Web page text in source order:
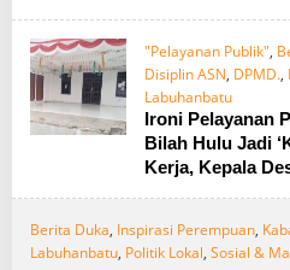
"Pelayanan Publik",
Disiplin ASN, DPMD.,
Labuhanbatu
Ironi Pelayanan
Bilah Hulu Jadi
Kerja, Kepala
Berita Duka, Inspirasi Perempuan,
Labuhanbatu, Politik Lokal, Sosial &